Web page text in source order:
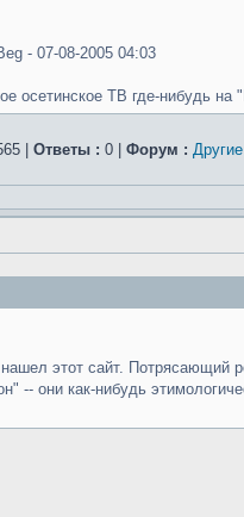
- 07-08-2005 04:03
осетинское ТВ где-нибудь
| Ответы : 0 | Форум :
этот сайт. Потрясающий
-- они как-нибудь